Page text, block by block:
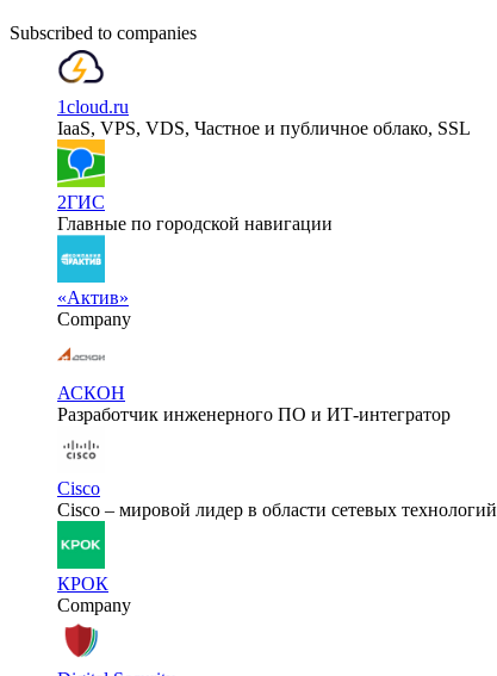
Subscribed to companies
1cloud.ru
IaaS, VPS, VDS, Частное и публичное облако, SSL
2ГИС
Главные по городской навигации
«Актив»
Company
АСКОН
Разработчик инженерного ПО и ИТ-интегратор
Cisco
Cisco – мировой лидер в области сетевых технологий
КРОК
Company